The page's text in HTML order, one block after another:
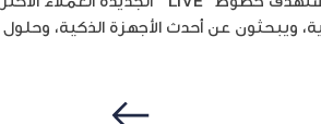
ويبحثون عن أحدث الأجهزة الذكية،